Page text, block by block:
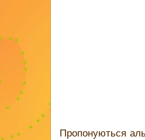
Пропонуються